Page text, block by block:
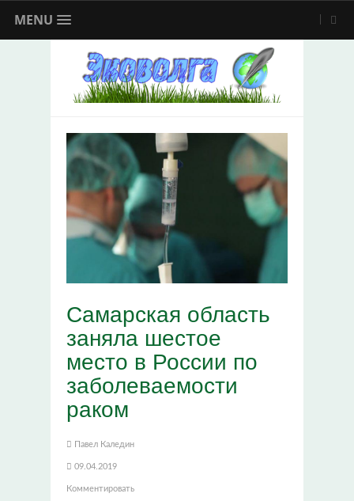
MENU
Самарская область
заняла шестое
место в России по
заболеваемости
раком
Павел Каледин
09.04.2019
Комментировать